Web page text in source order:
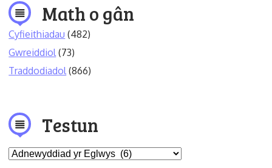
Math o gân
Cyfieithiadau (482)
Gwreiddiol (73)
Traddodiadol (866)
Testun